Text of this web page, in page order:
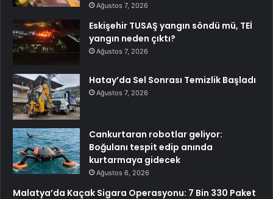
Ağustos 7, 2026
Eskişehir TUSAŞ yangın söndü mü, TEİ
yangın neden çıktı?
Ağustos 7, 2026
Hatay’da Sel Sonrası Temizlik Başladı
Ağustos 7, 2026
Cankurtaran robotlar geliyor:
Boğulanı tespit edip anında
kurtarmaya gidecek
Ağustos 6, 2026
Malatya’da Kaçak Sigara Operasyonu: 7 Bin 330 Paket